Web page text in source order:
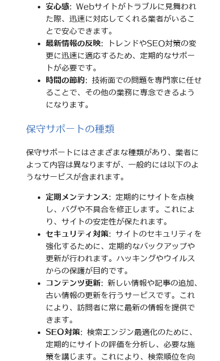
安心感: Webサイトがトラブルに見舞われ
た際、迅速に対応してくれる業者がいるこ
とで安心できます。
最新情報の反映: トレンドやSEO対策の変
更に迅速に適応するため、定期的なサポー
トが必要です。
時間の節約: 技術面での問題を専門家に任せ
ることで、その他の業務に専念できるよう
になります。
保守サポートの種類
保守サポートにはさまざまな種類があり、業者に
よって内容は異なりますが、一般的には以下のよ
うなサービスが含まれます。
定期メンテナンス: 定期的にサイトを点検
し、バグや不具合を修正します。これによ
り、サイトの安定性が保たれます。
セキュリティ対策: サイトのセキュリティを
強化するために、定期的なバックアップや
更新が行われます。ハッキングやウイルス
からの保護が目的です。
コンテンツ更新: 新しい情報や記事の追加、
古い情報の更新を行うサービスです。これ
により、訪問者に常に最新の情報を提供で
きます。
SEO対策: 検索エンジン最適化のために、
定期的にサイトの評価を分析し、必要な施
策を講じます。これにより、検索順位を向